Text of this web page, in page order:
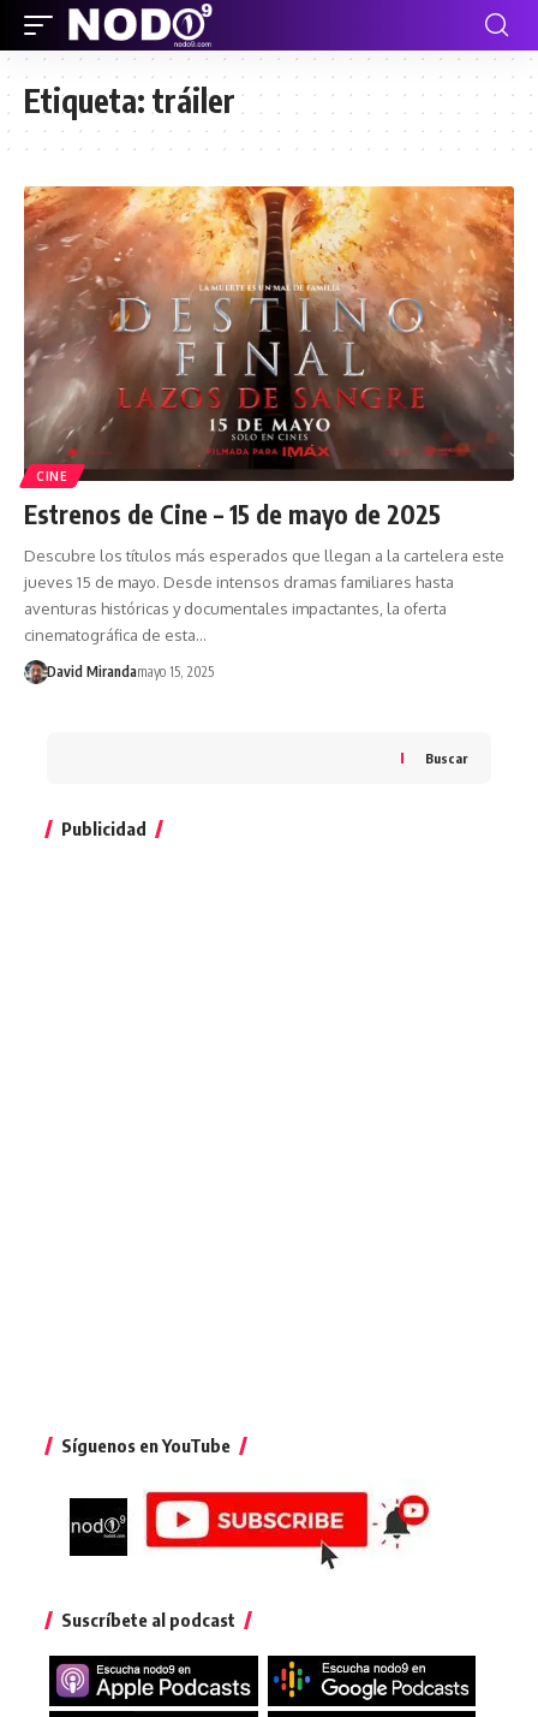
Etiqueta:tráiler
CINE
Estrenos de Cine – 15 de mayo de 2025
Descubre los títulos más esperados que llegan a la cartelera este
jueves 15 de mayo. Desde intensos dramas familiares hasta
aventuras históricas y documentales impactantes, la oferta
cinematográfica de esta…
David Mirandamayo 15, 2025
Buscar
Publicidad
Síguenos en YouTube
Suscríbete al podcast